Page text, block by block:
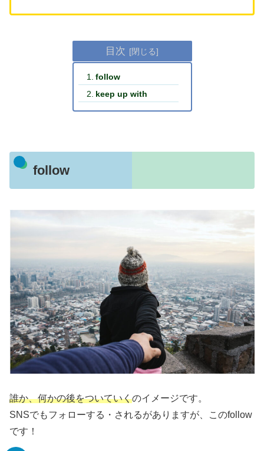
目次
follow
keep up with
follow
誰か、何かの後をついていくのイメージです。
SNSでもフォローする・されるがありますが、このfollow
です！